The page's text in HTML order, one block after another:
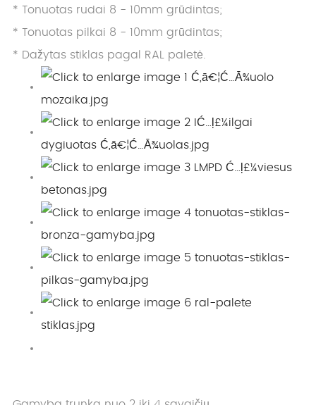
* Tonuotas rudai 8 - 10mm grūdintas;
* Tonuotas pilkai 8 - 10mm grūdintas;
* Dažytas stiklas pagal RAL paletė.